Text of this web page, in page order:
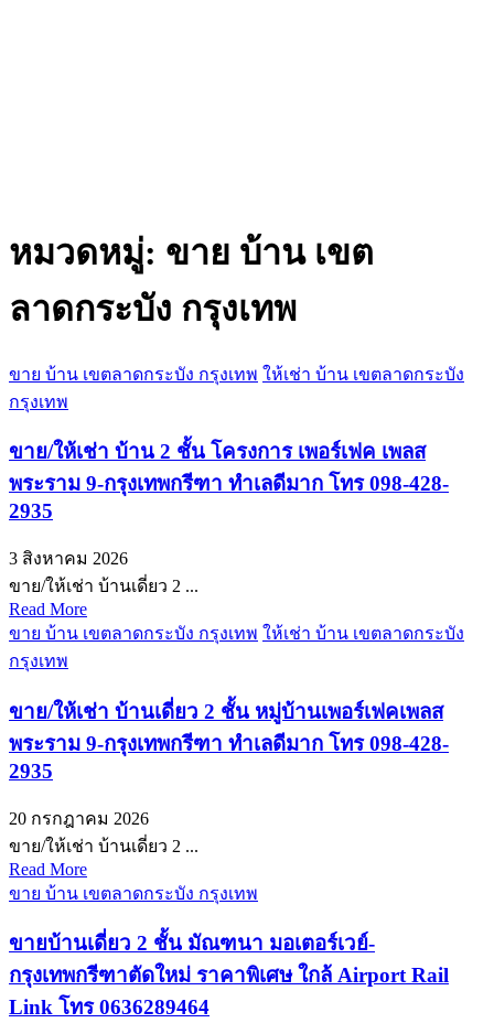
หมวดหมู่: ขาย บ้าน เขต
ลาดกระบัง กรุงเทพ
ขาย บ้าน เขตลาดกระบัง กรุงเทพ ให้เช่า บ้าน เขตลาดกระบัง
กรุงเทพ
ขาย/ให้เช่า บ้าน 2 ชั้น โครงการ เพอร์เฟค เพลส
พระราม 9-กรุงเทพกรีฑา ทำเลดีมาก โทร 098-428-
2935
3 สิงหาคม 2026
ขาย/ให้เช่า บ้านเดี่ยว 2 ...
Read More
ขาย บ้าน เขตลาดกระบัง กรุงเทพ ให้เช่า บ้าน เขตลาดกระบัง
กรุงเทพ
ขาย/ให้เช่า บ้านเดี่ยว 2 ชั้น หมู่บ้านเพอร์เฟคเพลส
พระราม 9-กรุงเทพกรีฑา ทำเลดีมาก โทร 098-428-
2935
20 กรกฎาคม 2026
ขาย/ให้เช่า บ้านเดี่ยว 2 ...
Read More
ขาย บ้าน เขตลาดกระบัง กรุงเทพ
ขายบ้านเดี่ยว 2 ชั้น มัณฑนา มอเตอร์เวย์-
กรุงเทพกรีฑาตัดใหม่ ราคาพิเศษ ใกล้ Airport Rail
Link โทร 0636289464